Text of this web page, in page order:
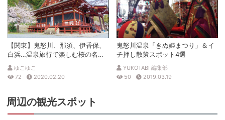
【関東】鬼怒川、那須、伊香保、
白浜…温泉旅行で楽しむ桜の名所4
選
ゆこゆこ
72
2020.02.20
鬼怒川温泉「きぬ姫まつり」＆イ
チ押し散策スポット4選
YUKOTABI 編集部
50
2019.03.19
周辺の観光スポット